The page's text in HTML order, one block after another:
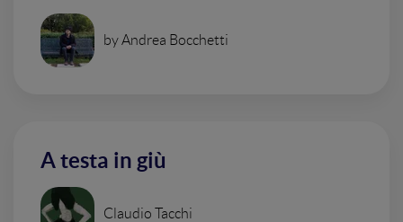
by Andrea Bocchetti
A testa in giù
Claudio Tacchi